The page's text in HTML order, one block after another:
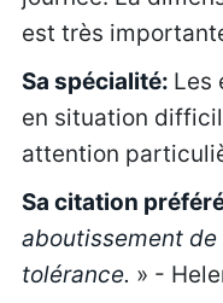
est très
Sa spécialité: Les
en situation
attention
Sa citation
aboutissement
tolérance. » -